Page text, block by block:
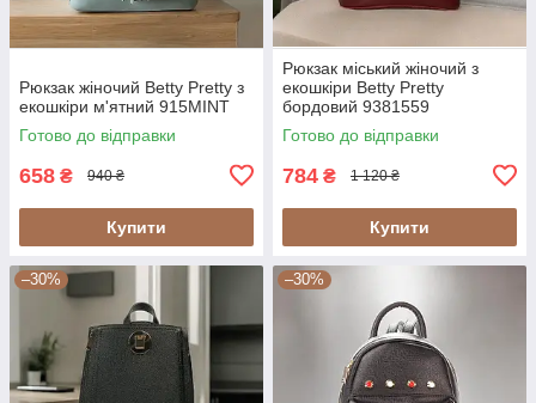
Рюкзак жіночий Betty Pretty з
екошкіри м'ятний 915MINT
Готово до відправки
658 ₴ 940 ₴
Купити
Рюкзак міський жіночий з
екошкіри Betty Pretty
бордовий 9381559
Готово до відправки
784 ₴ 1 120 ₴
Купити
–30% –30%